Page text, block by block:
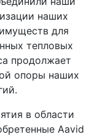
наших
для
тепловых
продолжает
опоры наших
в области
Aavid